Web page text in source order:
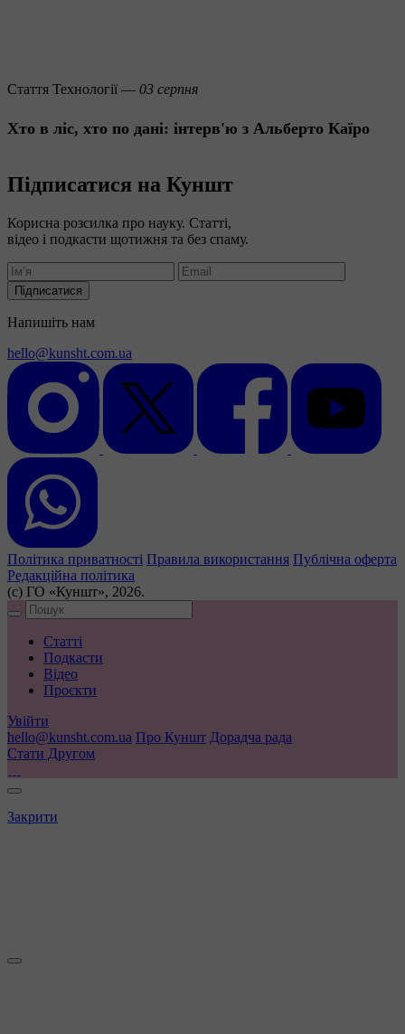
Стаття Технології — 03 серпня
Хто в ліс, хто по дані: інтерв'ю з Альберто Каїро
Підписатися на Куншт
Корисна розсилка про науку. Статті,
відео і подкасти щотижня та без спаму.
Підписатися
Напишіть нам
hello@kunsht.com.ua
Політика приватності Правила використання Публічна оферта
Редакційна політика
(с) ГО «Куншт», 2026.
Статті
Подкасти
Відео
Проєкти
Увійти
hello@kunsht.com.ua Про Куншт Дорадча рада
Стати Другом
Закрити